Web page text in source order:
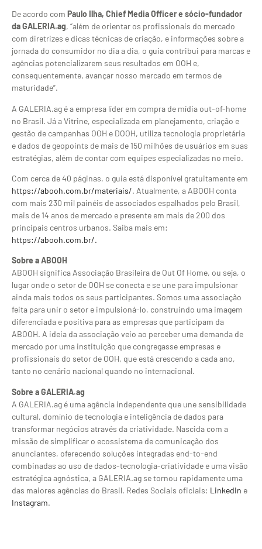
De acordo com Paulo Ilha, Chief Media Officer e sócio-fundador
da GALERIA.ag, “além de orientar os profissionais do mercado
com diretrizes e dicas técnicas de criação, e informações sobre a
jornada do consumidor no dia a dia, o guia contribui para marcas e
agências potencializarem seus resultados em OOH e,
consequentemente, avançar nosso mercado em termos de
maturidade”.
A GALERIA.ag é a empresa líder em compra de mídia out-of-home
no Brasil. Já a Vitrine, especializada em planejamento, criação e
gestão de campanhas OOH e DOOH, utiliza tecnologia proprietária
e dados de geopoints de mais de 150 milhões de usuários em suas
estratégias, além de contar com equipes especializadas no meio.
Com cerca de 40 páginas, o guia está disponível gratuitamente em
https://abooh.com.br/materiais/. Atualmente, a ABOOH conta
com mais 230 mil painéis de associados espalhados pelo Brasil,
mais de 14 anos de mercado e presente em mais de 200 dos
principais centros urbanos. Saiba mais em:
https://abooh.com.br/.
Sobre a ABOOH
ABOOH significa Associação Brasileira de Out Of Home, ou seja, o
lugar onde o setor de OOH se conecta e se une para impulsionar
ainda mais todos os seus participantes. Somos uma associação
feita para unir o setor e impulsioná-lo, construindo uma imagem
diferenciada e positiva para as empresas que participam da
ABOOH. A ideia da associação veio ao perceber uma demanda de
mercado por uma instituição que congregasse empresas e
profissionais do setor de OOH, que está crescendo a cada ano,
tanto no cenário nacional quando no internacional.
Sobre a GALERIA.ag
A GALERIA.ag é uma agência independente que une sensibilidade
cultural, domínio de tecnologia e inteligência de dados para
transformar negócios através da criatividade. Nascida com a
missão de simplificar o ecossistema de comunicação dos
anunciantes, oferecendo soluções integradas end-to-end
combinadas ao uso de dados-tecnologia-criatividade e uma visão
estratégica agnóstica, a GALERIA.ag se tornou rapidamente uma
das maiores agências do Brasil. Redes Sociais oficiais: LinkedIn e
Instagram.